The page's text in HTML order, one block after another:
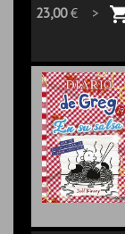
23,00€ >